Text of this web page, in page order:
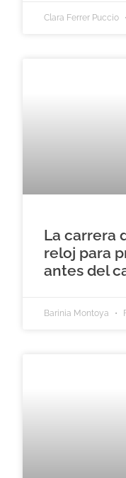
Clara Ferrer Puccio
La carrera
reloj para
antes del
Barinia Montoya